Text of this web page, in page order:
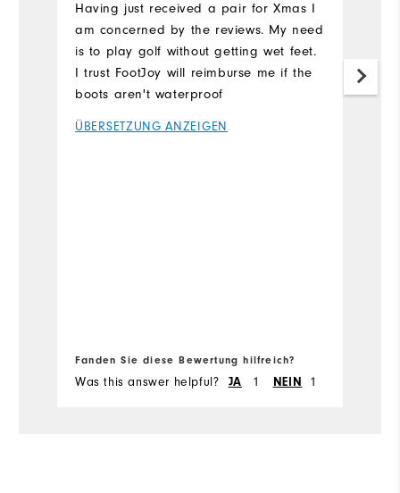
Having just received a pair for Xmas I
am concerned by the reviews. My need
is to play golf without getting wet feet.
I trust FootJoy will reimburse me if the
boots aren't waterproof
ÜBERSETZUNG ANZEIGEN
Fanden Sie diese Bewertung hilfreich?
Was this answer helpful? JA 1 NEIN 1